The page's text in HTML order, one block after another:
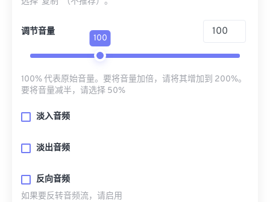
调节音量
100
100% 代表原始音量。要将音量加倍，请将其增加到 200%。
要将音量减半，请选择 50%
淡入音频
淡出音频
反向音频
如果要反转音频流，请启用